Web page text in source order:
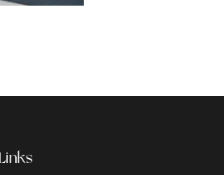
Links